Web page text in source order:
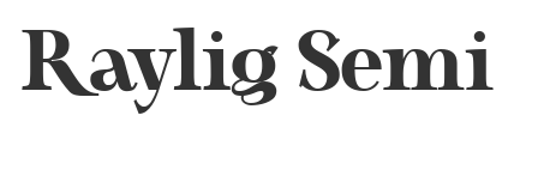
Raylig Semi